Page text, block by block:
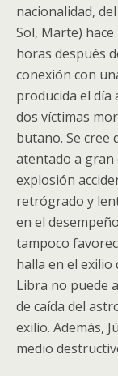
nacionalidad,
Sol, Marte)
horas después
conexión con
producida el
dos víctimas
butano. Se cree
atentado a gran
explosión
retrógrado y
en el
tampoco
halla en el
Libra no puede
de caída del
exilio. Además,
medio